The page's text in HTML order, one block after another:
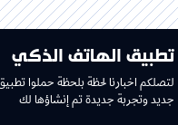
تطبيق الهاتف الذكي
لتصلكم اخبارنا لحظة بلحظة حملوا
جديد وتجربة جديدة تم إنشاؤها لك